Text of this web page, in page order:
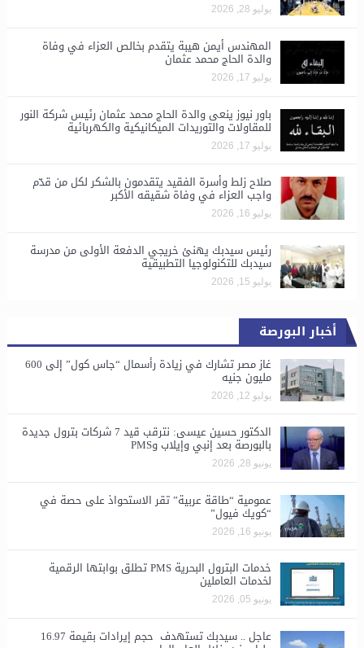
يوليو 28, 2026
المهندس أيمن هيبة يتقدم بخالص العزاء في وفاة
والدة الحاج محمد عثمان
يوليو 17, 2026
باور نيوز ينعى والدة الحاج محمد عثمان رئيس شركة النور
للمقاولات والتوريدات الميكانيكية والكهربائية
يوليو 17, 2026
صلاح زلط وأسرة الفقيد يتقدمون بالشكر لكل من قدّم
واجب العزاء في وفاة شقيقه الأكبر
يوليو 16, 2026
رئيس سيدبك يهنئ خريجي الدفعة الأولى من مدرسة
سيدبك للتكنولوجيا التطبيقية
يوليو 15, 2026
أخبار البورصة
غاز مصر تشارك في زيادة رأسمال “جاس كول” إلى 600
مليون جنيه
يوليو 12, 2026
الدكتور حسين عيسى: نترقب قيد 7 شركات بترول جديدة
بالبورصة بعد إنبي وإيلاب وPMS
يونيو 28, 2026
​عمومية “طاقة عربية” تقر الاستحواذ على حصة في
“كويك فيول”
يونيو 16, 2026
خدمات البترول البحرية PMS تطلق بوابتها الرقمية
لخدمات العاملين
يونيو 05, 2026
عاجل .. سيدبك تستهدف حجم إيرادات بقيمة 16.97